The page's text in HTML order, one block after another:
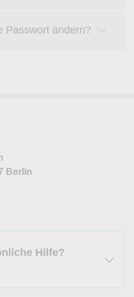
Passwort ändern?
Berlin
Hilfe?